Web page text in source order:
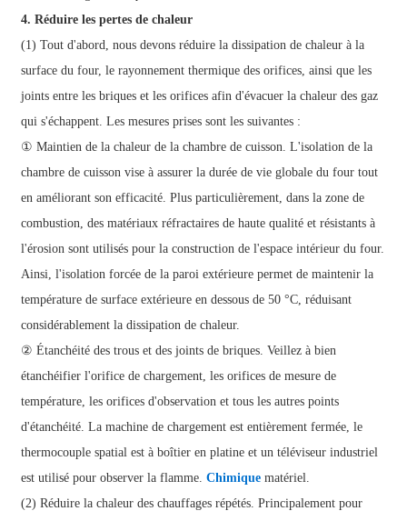
4. Réduire les pertes de chaleur
(1) Tout d'abord, nous devons réduire la dissipation de chaleur à la
surface du four, le rayonnement thermique des orifices, ainsi que les
joints entre les briques et les orifices afin d'évacuer la chaleur des gaz
qui s'échappent. Les mesures prises sont les suivantes :
① Maintien de la chaleur de la chambre de cuisson. L'isolation de la
chambre de cuisson vise à assurer la durée de vie globale du four tout
en améliorant son efficacité. Plus particulièrement, dans la zone de
combustion, des matériaux réfractaires de haute qualité et résistants à
l'érosion sont utilisés pour la construction de l'espace intérieur du four.
Ainsi, l'isolation forcée de la paroi extérieure permet de maintenir la
température de surface extérieure en dessous de 50 °C, réduisant
considérablement la dissipation de chaleur.
② Étanchéité des trous et des joints de briques. Veillez à bien
étanchéifier l'orifice de chargement, les orifices de mesure de
température, les orifices d'observation et tous les autres points
d'étanchéité. La machine de chargement est entièrement fermée, le
thermocouple spatial est à boîtier en platine et un téléviseur industriel
est utilisé pour observer la flamme. Chimiquematériel.
(2) Réduire la chaleur des chauffages répétés. Principalement pour